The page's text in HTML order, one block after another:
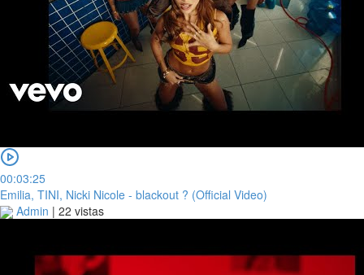
00:03:25
Emilia, TINI, Nicki Nicole - blackout ? (Official Video)
Admin | 22 vistas